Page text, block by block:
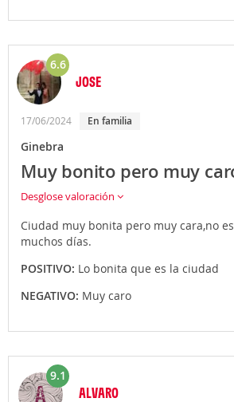
6.6
JOSE
17/06/2024 En familia
Ginebra
Muy bonito pero muy
Desglose valoración
Ciudad muy bonita pero muy cara,no
muchos días.
POSITIVO: Lo bonita que es la ciudad
NEGATIVO: Muy caro
9.1
ALVARO